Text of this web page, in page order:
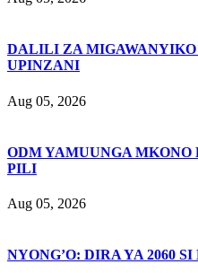
DALILI ZA
UPINZANI
Aug 05, 2026
ODM YAMUUNGA MKONO
PILI
Aug 05, 2026
NYONG’O: DIRA YA 2060